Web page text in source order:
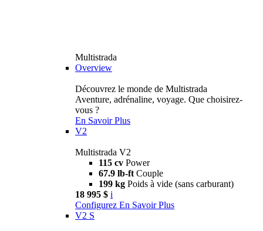
Multistrada
Overview
Découvrez le monde de Multistrada
Aventure, adrénaline, voyage. Que choisirez-
vous ?
En Savoir Plus
V2
Multistrada V2
115 cv Power
67.9 lb-ft Couple
199 kg Poids à vide (sans carburant)
18 995 $ i
Configurez En Savoir Plus
V2 S